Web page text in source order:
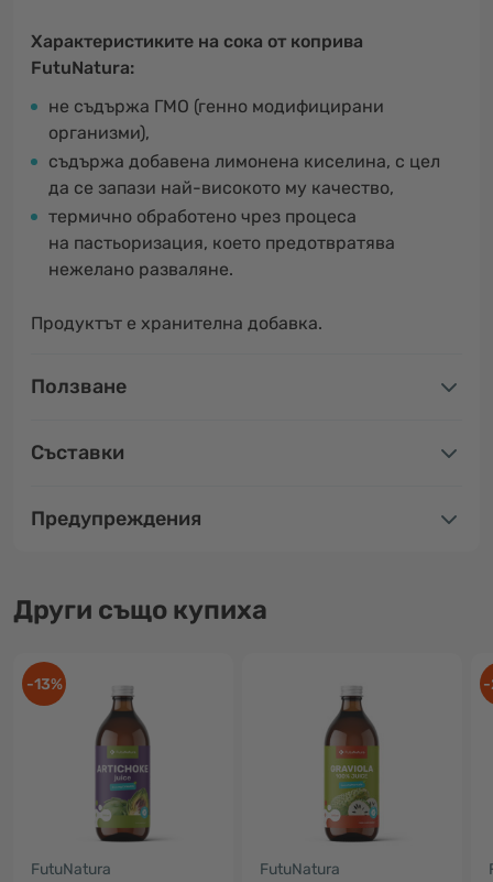
Характеристиките на сока от коприва
FutuNatura:
не съдържа ГМО (генно модифицирани
организми),
съдържа добавена лимонена киселина, с цел
да се запази най-високото му качество,
термично обработено чрез процеса
на пастьоризация, което предотвратява
нежелано разваляне.
Продуктът е хранителна добавка.
Ползване
Съставки
Предупреждения
Други също купиха
-13%
FutuNatura FutuNatura
-